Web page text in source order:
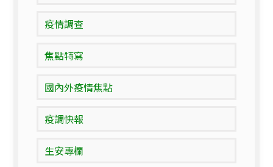
疫情調查
焦點特寫
國內外疫情焦點
疫調快報
生安專欄